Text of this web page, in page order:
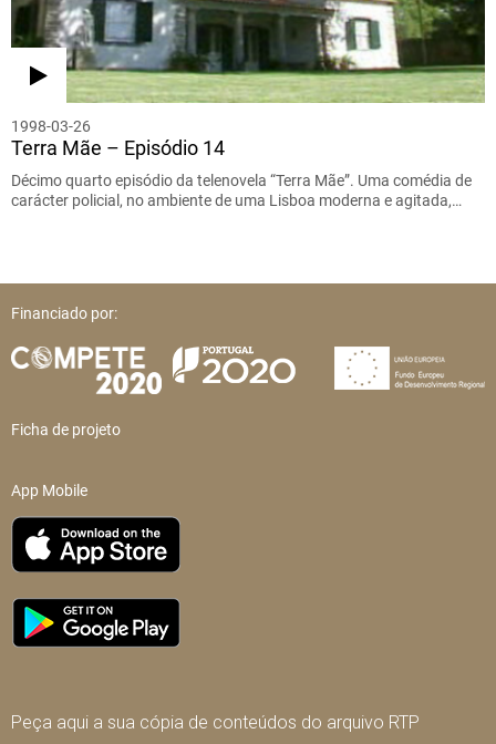
1998-03-26
Terra Mãe – Episódio 14
Décimo quarto episódio da telenovela “Terra Mãe”. Uma comédia de
carácter policial, no ambiente de uma Lisboa moderna e agitada,…
Financiado por:
Ficha de projeto
App Mobile
Peça aqui a sua cópia de conteúdos do arquivo RTP